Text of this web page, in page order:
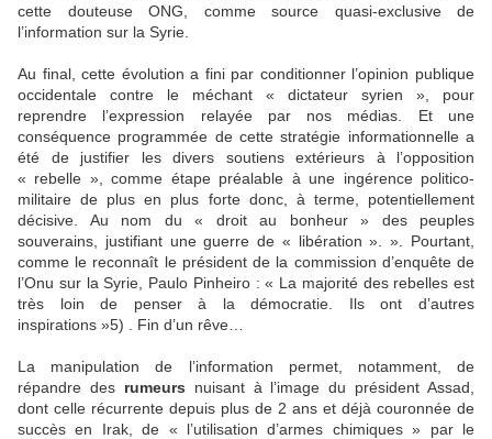
cette douteuse ONG, comme source quasi-exclusive de
l’information sur la Syrie.
Au final, cette évolution a fini par conditionner l’opinion publique
occidentale contre le méchant « dictateur syrien », pour
reprendre l’expression relayée par nos médias. Et une
conséquence programmée de cette stratégie informationnelle a
été de justifier les divers soutiens extérieurs à l’opposition
« rebelle », comme étape préalable à une ingérence politico-
militaire de plus en plus forte donc, à terme, potentiellement
décisive. Au nom du « droit au bonheur » des peuples
souverains, justifiant une guerre de « libération ». ». Pourtant,
comme le reconnaît le président de la commission d’enquête de
l’Onu sur la Syrie, Paulo Pinheiro : « La majorité des rebelles est
très loin de penser à la démocratie. Ils ont d’autres
inspirations »5) . Fin d’un rêve…
La manipulation de l’information permet, notamment, de
répandre des rumeurs nuisant à l’image du président Assad,
dont celle récurrente depuis plus de 2 ans et déjà couronnée de
succès en Irak, de « l’utilisation d’armes chimiques » par le